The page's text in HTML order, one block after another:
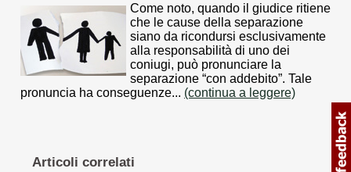
Come noto, quando il giudice ritiene
che le cause della separazione
siano da ricondursi esclusivamente
alla responsabilità di uno dei
coniugi, può pronunciare la
separazione “con addebito”. Tale
pronuncia ha conseguenze... (continua a leggere)
Articoli correlati